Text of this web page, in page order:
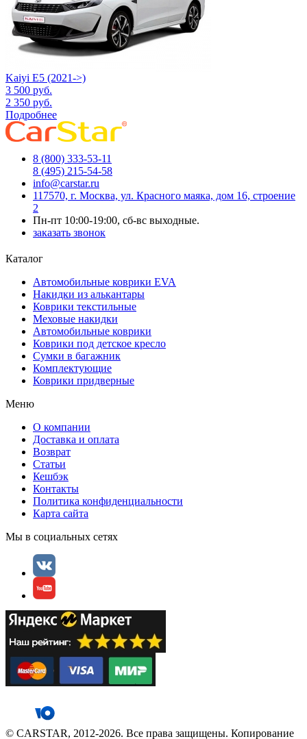
Kaiyi E5 (2021->)
3 500 руб.
2 350 руб.
Подробнее
8 (800) 333-53-11
8 (495) 215-54-58
info@carstar.ru
117570, г. Москва, ул. Красного маяка, дом 16, строение
2
Пн-пт 10:00-19:00, сб-вс выходные.
заказать звонок
Каталог
Автомобильные коврики EVA
Накидки из алькантары
Коврики текстильные
Меховые накидки
Автомобильные коврики
Коврики под детское кресло
Сумки в багажник
Комплектующие
Коврики придверные
Меню
О компании
Доставка и оплата
Возврат
Статьи
Кешбэк
Контакты
Политика конфиденциальности
Карта сайта
Мы в социальных сетях
© CARSTAR, 2012-2026. Все права защищены. Копирование